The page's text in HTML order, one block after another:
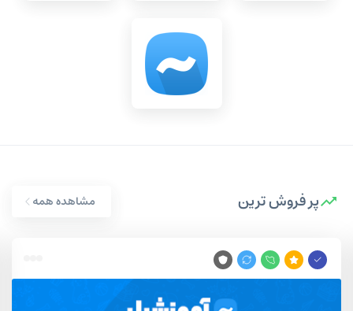
پر فروش ترین مشاهده همه